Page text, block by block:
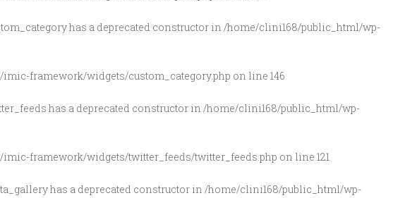
has a deprecated constructor in /home/clini168/public_html/wp-
framework/widgets/custom_category.php on line 146
has a deprecated constructor in /home/clini168/public_html/wp-
framework/widgets/twitter_feeds/twitter_feeds.php on line 121
has a deprecated constructor in /home/clini168/public_html/wp-